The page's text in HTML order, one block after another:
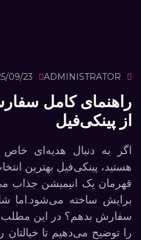
ADMINISTRATOR
09/23
راهنمای کامل
از پینکی‌فیل
اگر به دنبال هدیه‌ای
هستید، پینکی‌فیل بهترین
قهرمان یک انیمیشن جذاب
برایش ساخته می‌شود.اما
سفارش بدهم؟ در این مطلب
را توضیح می‌دهیم تا